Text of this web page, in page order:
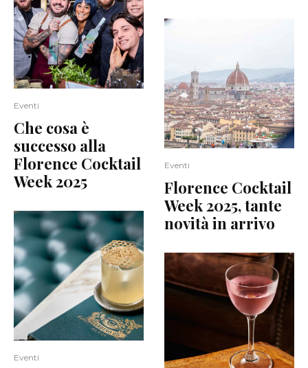
Eventi
Che cosa è
successo alla
Florence Cocktail
Week 2025
Eventi
Eventi
Florence Cocktail
Week 2025, tante
novità in arrivo